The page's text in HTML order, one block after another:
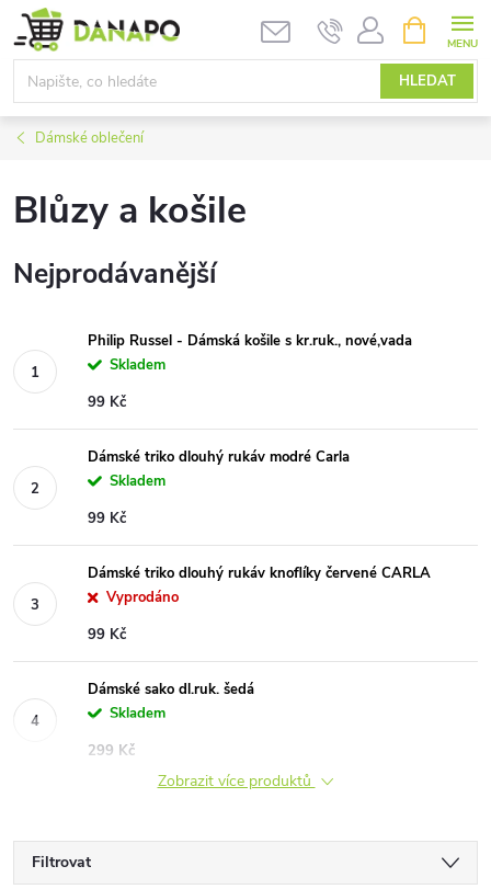
Přejít
na
obsah
HLEDAT
NÁKUPNÍ
KOŠÍK
Dámské oblečení
Blůzy a košile
Nejprodávanější
Philip Russel - Dámská košile s kr.ruk., nové,vada
Skladem
99 Kč
Dámské triko dlouhý rukáv modré Carla
Skladem
99 Kč
Dámské triko dlouhý rukáv knoflíky červené CARLA
Vyprodáno
99 Kč
Dámské sako dl.ruk. šedá
Skladem
299 Kč
Zobrazit více produktů
Filtrovat